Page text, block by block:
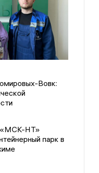
Вовк:
«МСК-НТ»
парк в